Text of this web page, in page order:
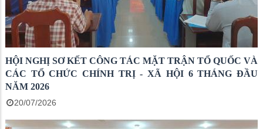
HỘI NGHỊ SƠ KẾT CÔNG TÁC MẶT TRẬN TỔ QUỐC VÀ
CÁC TỔ CHỨC CHÍNH TRỊ - XÃ HỘI 6 THÁNG ĐẦU
NĂM 2026
20/07/2026